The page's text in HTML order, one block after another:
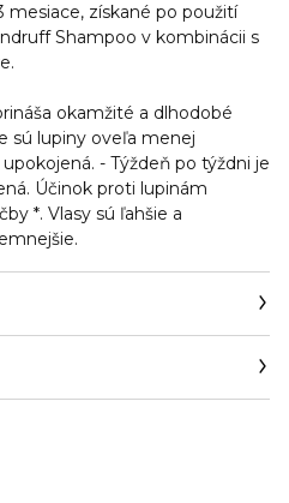
mesiace, získané po použití
Shampoo v kombinácii s
okamžité a dlhodobé
sú lupiny oveľa menej
- Týždeň po týždni je
Účinok proti lupinám
*. Vlasy sú ľahšie a